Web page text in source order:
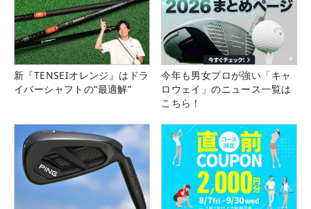
新『TENSEIオレンジ』はドラ
イバーシャフトの“最適解”
今年も男女プロが強い「キャ
ロウェイ」のニュース一覧は
こちら！